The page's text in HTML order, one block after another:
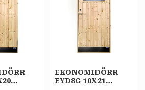
EKONOMIDÖRR
EYD8G 10X21